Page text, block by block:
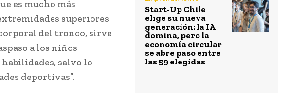
es mucho más
superiores
del tronco, sirve
a los niños
salvo lo
deportivas”.
Start-Up Chile
elige su nueva
generación: la IA
domina, pero la
economía circular
se abre paso entre
las 59 elegidas